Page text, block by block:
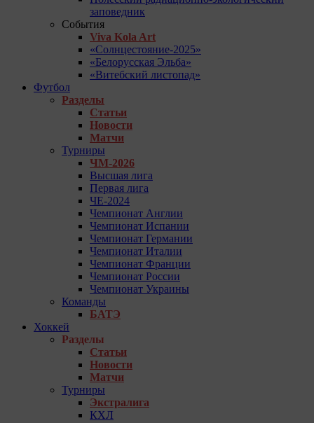
заповедник
События
Viva Kola Art
«Солнцестояние-2025»
«Белорусская Эльба»
«Витебский листопад»
Футбол
Разделы
Статьи
Новости
Матчи
Турниры
ЧМ-2026
Высшая лига
Первая лига
ЧЕ-2024
Чемпионат Англии
Чемпионат Испании
Чемпионат Германии
Чемпионат Италии
Чемпионат Франции
Чемпионат России
Чемпионат Украины
Команды
БАТЭ
Хоккей
Разделы
Статьи
Новости
Матчи
Турниры
Экстралига
КХЛ